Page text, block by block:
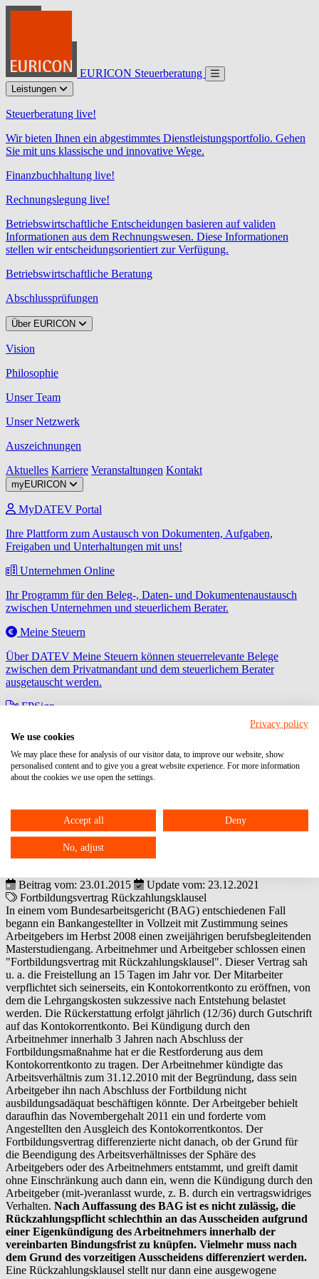
EURICON Steuerberatung
Leistungen
Steuerberatung live!
Wir bieten Ihnen ein abgestimmtes Dienstleistungsportfolio. Gehen
Sie mit uns klassische und innovative Wege.
Finanzbuchhaltung live!
Rechnungslegung live!
Betriebswirtschaftliche Entscheidungen basieren auf validen
Informationen aus dem Rechnungswesen. Diese Informationen
stellen wir entscheidungsorientiert zur Verfügung.
Betriebswirtschaftliche Beratung
Abschlussprüfungen
Über EURICON
Vision
Philosophie
Unser Team
Unser Netzwerk
Auszeichnungen
Aktuelles Karriere Veranstaltungen Kontakt
myEURICON
MyDATEV Portal
Ihre Plattform zum Austausch von Dokumenten, Aufgaben,
Freigaben und Unterhaltungen mit uns!
Unternehmen Online
Ihr Programm für den Beleg-, Daten- und Dokumentenaustausch
zwischen Unternehmen und steuerlichem Berater.
Meine Steuern
Über DATEV Meine Steuern können steuerrelevante Belege
zwischen dem Privatmandant und dem steuerlichem Berater
ausgetauscht werden.
FPSign
zur digitalen Unterschrift
Fast Docs
zur Anlage von Lohnmitarbeiterstammdaten
Rückzahlung von Fortbildungskosten bei
Eigenkündigung
Dieser Artikel ist älter als 2 Monate. Möglicherweise sind die
Beitrag vom: 23.01.2015
Update vom: 23.12.2021
Fortbildungsvertrag Rückzahlungsklausel
In einem vom Bundesarbeitsgericht (BAG) entschiedenen Fall
begann ein Bankangestellter in Vollzeit mit Zustimmung seines
Arbeitgebers im Herbst 2008 einen zweijährigen berufsbegleitenden
Masterstudiengang. Arbeitnehmer und Arbeitgeber schlossen einen
"Fortbildungsvertrag mit Rückzahlungsklausel". Dieser Vertrag sah
u. a. die Freistellung an 15 Tagen im Jahr vor. Der Mitarbeiter
verpflichtet sich seinerseits, ein Kontokorrentkonto zu eröffnen, von
dem die Lehrgangskosten sukzessive nach Entstehung belastet
werden. Die Rückerstattung erfolgt jährlich (12/36) durch Gutschrift
auf das Kontokorrentkonto. Bei Kündigung durch den
Arbeitnehmer innerhalb 3 Jahren nach Abschluss der
Fortbildungsmaßnahme hat er die Restforderung aus dem
Kontokorrentkonto zu tragen. Der Arbeitnehmer kündigte das
Arbeitsverhältnis zum 31.12.2010 mit der Begründung, dass sein
Arbeitgeber ihn nach Abschluss der Fortbildung nicht
ausbildungsadäquat beschäftigen könnte. Der Arbeitgeber behielt
daraufhin das Novembergehalt 2011 ein und forderte vom
Angestellten den Ausgleich des Kontokorrentkontos. Der
Fortbildungsvertrag differenzierte nicht danach, ob der Grund für
die Beendigung des Arbeitsverhältnisses der Sphäre des
Arbeitgebers oder des Arbeitnehmers entstammt, und greift damit
ohne Einschränkung auch dann ein, wenn die Kündigung durch den
Arbeitgeber (mit-)veranlasst wurde, z. B. durch ein vertragswidriges
Verhalten. Nach Auffassung des BAG ist es nicht zulässig, die
Rückzahlungspflicht schlechthin an das Ausscheiden aufgrund
einer Eigenkündigung des Arbeitnehmers innerhalb der
vereinbarten Bindungsfrist zu knüpfen. Vielmehr muss nach
dem Grund des vorzeitigen Ausscheidens differenziert werden.
Eine Rückzahlungsklausel stellt nur dann eine ausgewogene
Privacy policy
We use cookies
We may place these for analysis of our visitor data, to improve our website, show
personalised content and to give you a great website experience. For more information
about the cookies we use open the settings.
Accept all Deny
No, adjust